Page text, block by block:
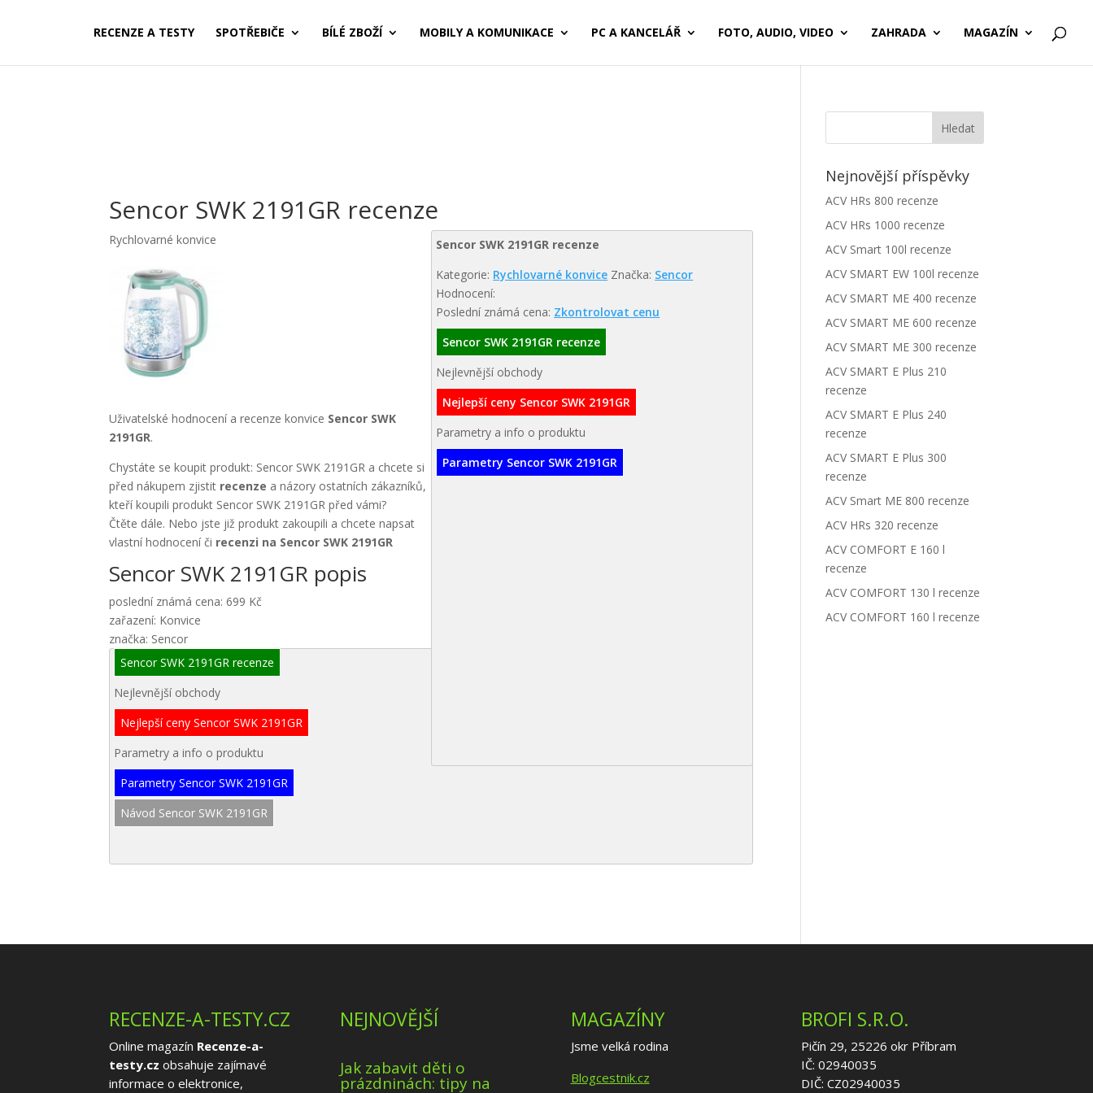
RECENZE A TESTY SPOTŘEBIČE BÍLÉ ZBOŽÍ MOBILY A KOMUNIKACE PC A KANCELÁŘ FOTO, AUDIO, VIDEO ZAHRADA MAGAZÍN
Sencor SWK 2191GR recenze
Sencor SWK 2191GR recenze
Kategorie: Rychlovarné konvice Značka: Sencor
Hodnocení:
Poslední známá cena: Zkontrolovat cenu
Sencor SWK 2191GR recenze
Nejlevnější obchody
Nejlepší ceny Sencor SWK 2191GR
Parametry a info o produktu
Parametry Sencor SWK 2191GR
Rychlovarné konvice
Uživatelské hodnocení a recenze konvice Sencor SWK
2191GR.
Chystáte se koupit produkt: Sencor SWK 2191GR a chcete si
před nákupem zjistit recenze a názory ostatních zákazníků,
kteří koupili produkt Sencor SWK 2191GR před vámi?
Čtěte dále. Nebo jste již produkt zakoupili a chcete napsat
vlastní hodnocení či recenzi na Sencor SWK 2191GR
Sencor SWK 2191GR popis
poslední známá cena: 699 Kč
zařazení: Konvice
značka: Sencor
Sencor SWK 2191GR recenze
Nejlevnější obchody
Nejlepší ceny Sencor SWK 2191GR
Parametry a info o produktu
Parametry Sencor SWK 2191GR
Návod Sencor SWK 2191GR
Nejnovější příspěvky
ACV HRs 800 recenze
ACV HRs 1000 recenze
ACV Smart 100l recenze
ACV SMART EW 100l recenze
ACV SMART ME 400 recenze
ACV SMART ME 600 recenze
ACV SMART ME 300 recenze
ACV SMART E Plus 210
recenze
ACV SMART E Plus 240
recenze
ACV SMART E Plus 300
recenze
ACV Smart ME 800 recenze
ACV HRs 320 recenze
ACV COMFORT E 160 l
recenze
ACV COMFORT 130 l recenze
ACV COMFORT 160 l recenze
RECENZE-A-TESTY.CZ
Online magazín Recenze-a-
testy.cz obsahuje zajímavé
informace o elektronice,
NEJNOVĚJŠÍ
Jak zabavit děti o
prázdninách: tipy na
MAGAZÍNY
Jsme velká rodina
Blogcestnik.cz
BROFI S.R.O.
Pičín 29, 25226 okr Příbram
IČ: 02940035
DIČ: CZ02940035